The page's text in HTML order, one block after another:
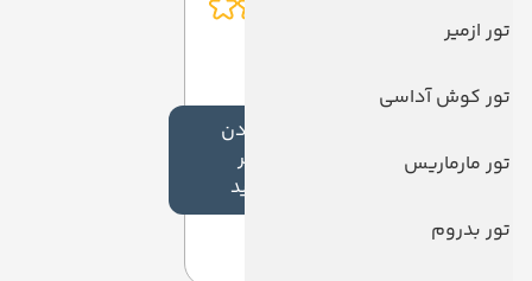
تور ازمیر
تور کوش آداسی
تور مارماریس
تور بدروم
افزودن
نظر
جدید